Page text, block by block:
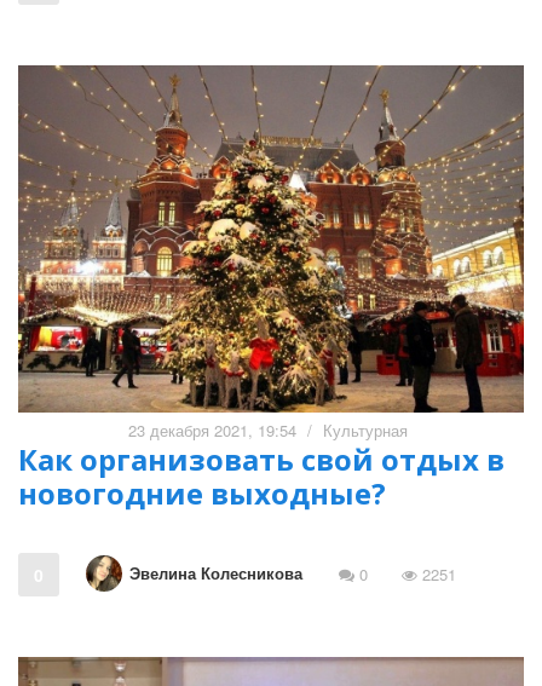
23 декабря 2021, 19:54 / Культурная
Как организовать свой отдых в
новогодние выходные?
0 Эвелина Колесникова 0 2251